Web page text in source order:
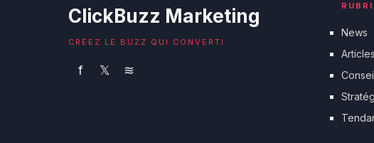
ClickBuzz Marketing
CRÉEZ LE BUZZ QUI CONVERTI
f 𝕏 ≋
News
Articles